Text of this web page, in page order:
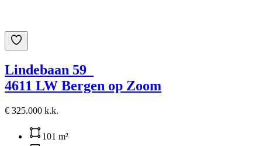
Lindebaan 59
4611 LW Bergen op Zoom
€ 325.000 k.k.
101 m²